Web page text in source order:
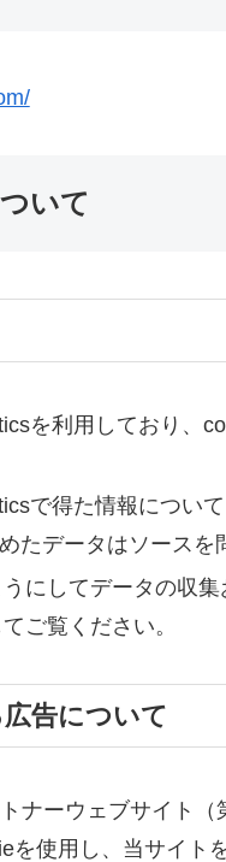
いて
を利用しており、
で得た情報につい
たデータはソースを
にしてデータの収集
ご覧ください。
告について
ナーウェブサイト
を使用し、当サイト